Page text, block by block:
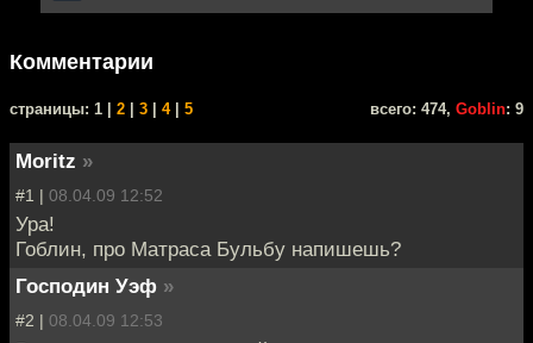
Комментарии
cтраницы: 1 | 2 3 4| 5 всего: 474, Goblin: 9
Moritz »
#1 | 08.04.09 12:52
Ура!
Гоблин, про Матраса Бульбу напишешь?
Господин Уэф »
#2 | 08.04.09 12:53